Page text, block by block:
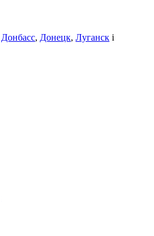
Донбасс, Донецк, Луганск і